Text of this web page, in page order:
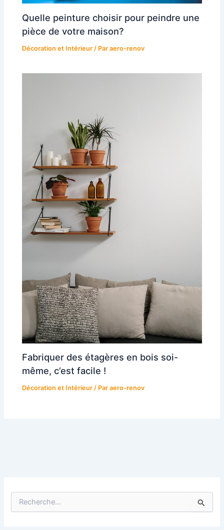
Quelle peinture choisir pour peindre une
pièce de votre maison?
Décoration et Intérieur / Paraero-renov
Fabriquer des étagères en bois soi-
même, c’est facile !
Décoration et Intérieur / Paraero-renov